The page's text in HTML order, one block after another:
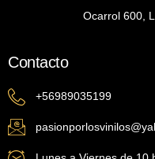
Ocarrol 600,
Contacto
+56989035199